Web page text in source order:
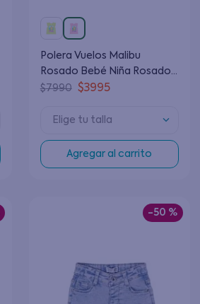
Polera Vuelos Malibu
Rosado Bebé Niña Rosado 3
a 24 Meses
$7990 $3995
Elige tu talla
Agregar al carrito
-50 %